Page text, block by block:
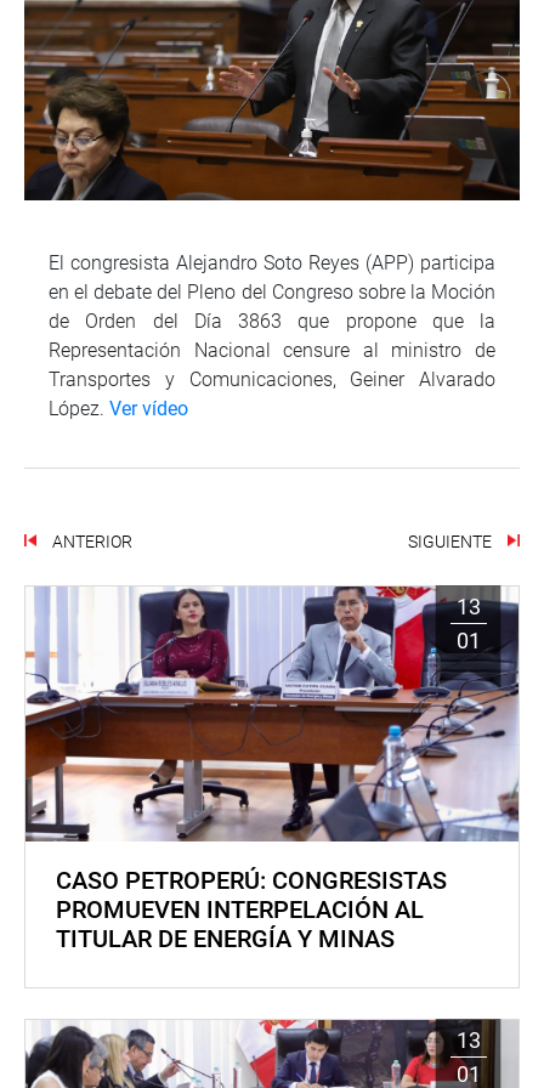
El congresista Alejandro Soto Reyes (APP) participa
en el debate del Pleno del Congreso sobre la Moción
de Orden del Día 3863 que propone que la
Representación Nacional censure al ministro de
Transportes y Comunicaciones, Geiner Alvarado
López. Ver vídeo
ANTERIOR SIGUIENTE
13
01
CASO PETROPERÚ: CONGRESISTAS
PROMUEVEN INTERPELACIÓN AL
TITULAR DE ENERGÍA Y MINAS
13
01